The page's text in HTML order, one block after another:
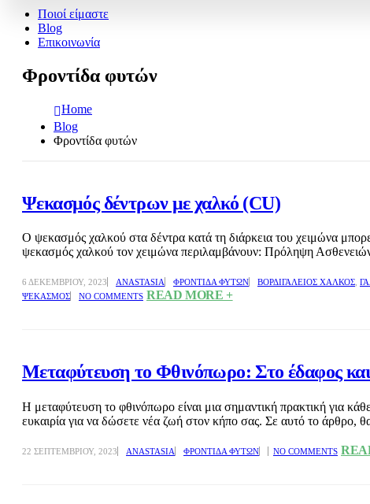
Ποιοί είμαστε
Blog
Επικοινωνία
Φροντίδα φυτών
Home
Blog
Φροντίδα φυτών
Ψεκασμός δέντρων με χαλκό (CU)
Ο ψεκασμός χαλκού στα δέντρα κατά τη διάρκεια του χειμώνα
ψεκασμός χαλκού τον χειμώνα περιλαμβάνουν: Πρόληψη
6 ΔΕΚΕΜΒΡΊΟΥ, 2023 ANASTASIA ΦΡΟΝΤΊΔΑ ΦΥΤΏΝ ΒΟΡΔΙΓΆΛΕΙΟΣ ΧΑΛΚΌΣ,
ΨΕΚΑΣΜΌΣ
NO COMMENTS READ MORE +
Μεταφύτευση το Φθινόπωρο: Στο έδαφος
Η μεταφύτευση το φθινόπωρο είναι μια σημαντική πρακτική για
ευκαιρία για να δώσετε νέα ζωή στον κήπο σας. Σε αυτό το άρθρο,
22 ΣΕΠΤΕΜΒΡΊΟΥ, 2023 ANASTASIA ΦΡΟΝΤΊΔΑ ΦΥΤΏΝ NO COMMENTS